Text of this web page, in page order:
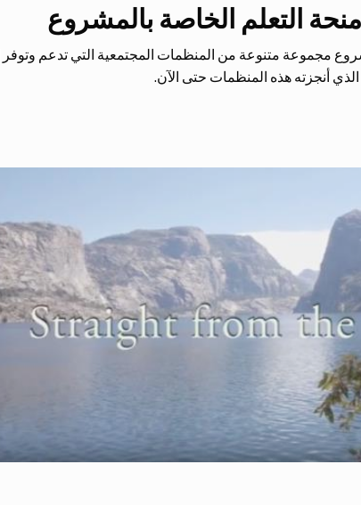
التعلم الخاصة بالمشروع
مجموعة متنوعة من المنظمات المجتمعية التي تدعم
أنجزته هذه المنظمات حتى الآن.